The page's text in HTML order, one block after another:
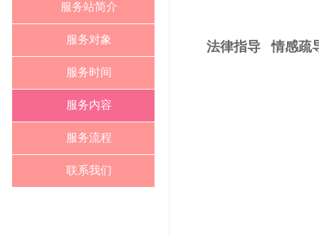
服务站简介
服务对象
服务时间
服务内容
服务流程
联系我们
法律指导 情感